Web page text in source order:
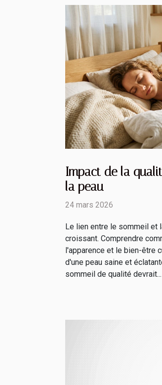
Impact de la
la peau
24 mars 2026
Le lien entre le sommeil et
croissant. Comprendre
l'apparence et le bien-être
d'une peau saine et
sommeil de qualité devrait...